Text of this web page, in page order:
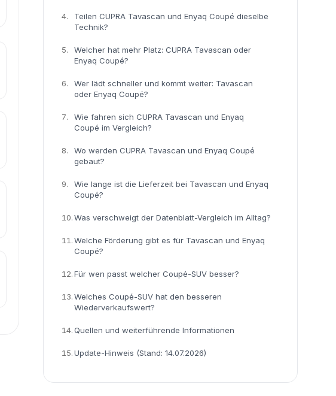
4.
Teilen CUPRA Tavascan und Enyaq Coupé dieselbe
Technik?
5.
Welcher hat mehr Platz: CUPRA Tavascan oder
Enyaq Coupé?
6.
Wer lädt schneller und kommt weiter: Tavascan
oder Enyaq Coupé?
7.
Wie fahren sich CUPRA Tavascan und Enyaq
Coupé im Vergleich?
8.
Wo werden CUPRA Tavascan und Enyaq Coupé
gebaut?
9.
Wie lange ist die Lieferzeit bei Tavascan und Enyaq
Coupé?
10.Was verschweigt der Datenblatt-Vergleich im Alltag?
11.Welche Förderung gibt es für Tavascan und Enyaq
Coupé?
12.Für wen passt welcher Coupé-SUV besser?
13.Welches Coupé-SUV hat den besseren
Wiederverkaufswert?
14.Quellen und weiterführende Informationen
15.Update-Hinweis (Stand: 14.07.2026)